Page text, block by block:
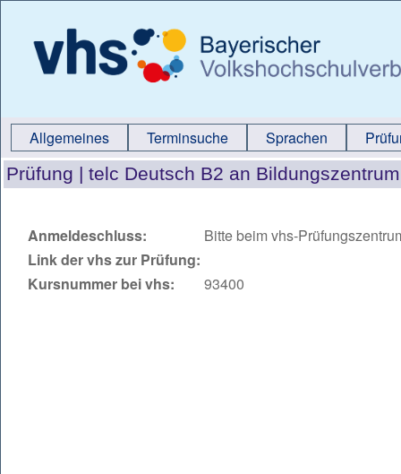
Allgemeines Terminsuche Sprachen
Prüfung | telc Deutsch B2 an
Anmeldeschluss:
Bitte beim vhs-
Link der vhs zur Prüfung:
Kursnummer bei vhs:
93400